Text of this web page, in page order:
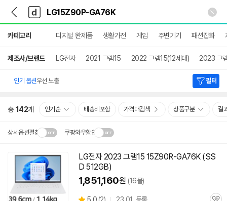
다
나
와
가
기
다
와
메
인
카테고리 디지털 완제품 생활가전 게임 주변기기 패션잡화
제조사/브랜드 LG전자 2021 그램15 2022 그램15(12세대) 2023 그
인기 옵션우선 노출 필터
총 142개 인기순 배송비포함 가격대검색 상품구분 결
상세옵션펼침 쿠팡와우할인
설치 환경·지역에 따라
배송·설치비가 달라집니다.닫
기
LG전자 2023 그램15 15Z90R-GA76K (SS
D 512GB)
1,851,160원 (16몰)
상